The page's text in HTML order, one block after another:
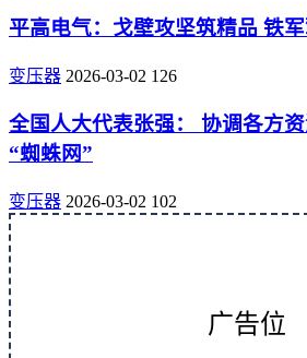
平高电气：戈壁攻坚筑精品 铁
变压器 2026-03-02 126
全国人大代表张强： 协调各方
“蜘蛛网”
变压器 2026-03-02 102
广告位